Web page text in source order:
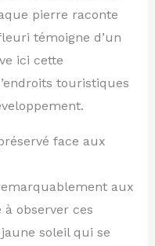
pierre raconte
témoigne d’un
ici cette
touristiques
face aux
aux
à observer ces
soleil qui se